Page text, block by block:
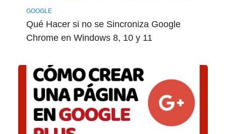
GOOGLE
Qué Hacer si no se Sincroniza Google
Chrome en Windows 8, 10 y 11